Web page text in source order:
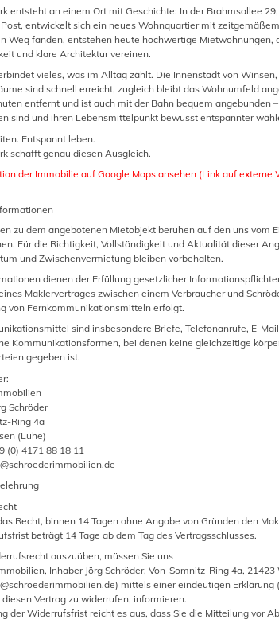
entsteht an einem Ort mit Geschichte: In der Brahmsallee
entwickelt sich ein neues Wohnquartier mit
Weg fanden, entstehen heute hochwertige Mietwohnungen,
und klare Architektur vereinen.
vieles, was im Alltag zählt. Die Innenstadt von
sind schnell erreicht, zugleich bleibt das Wohnumfeld
entfernt und ist auch mit der Bahn bequem angebunden
sind und ihren Lebensmittelpunkt bewusst entspannter
Entspannt leben.
schafft genau diesen Ausgleich.
der Immobilie auf Google Maps ansehen (Link auf externe
zu dem angebotenen Mietobjekt beruhen auf den uns vom
Für die Richtigkeit, Vollständigkeit und Aktualität dieser
und Zwischenvermietung bleiben vorbehalten.
dienen der Erfüllung gesetzlicher
Maklervertrages zwischen einem Verbraucher und
von Fernkommunikationsmitteln erfolgt.
sind insbesondere Briefe, Telefonanrufe, E-
Kommunikationsformen, bei denen keine gleichzeitige
gegeben ist.
Schröder
Ring 4a
(Luhe)
(0) 4171 88 18 11
Recht, binnen 14 Tagen ohne Angabe von Gründen den
beträgt 14 Tage ab dem Tag des Vertragsschlusses.
auszuüben, müssen Sie uns
Inhaber Jörg Schröder, Von-Somnitz-Ring 4a,
mittels einer eindeutigen Erklärung
diesen Vertrag zu widerrufen, informieren.
der Widerrufsfrist reicht es aus, dass Sie die Mitteilung vor